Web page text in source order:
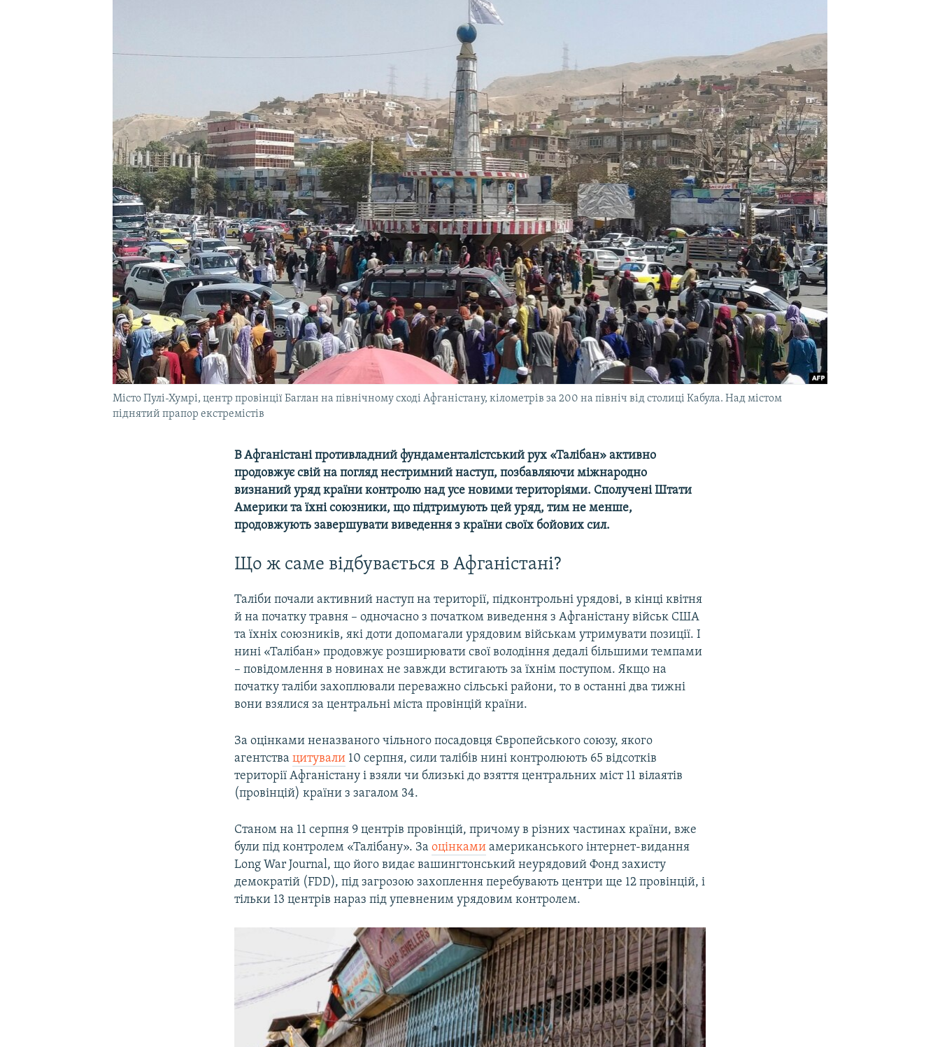
УКРАЇНСЬКА ПРОБЛЕМА КРИМУ
Місто Пулі-Хумрі, центр провінції Баглан на північному сході Афганістану, кілометрів за 200 на північ від столиці Кабула. Над містом
піднятий прапор екстремістів
В Афганістані противладний фундаменталістський рух «Талібан» активно
продовжує свій на погляд нестримний наступ, позбавляючи міжнародно
визнаний уряд країни контролю над усе новими територіями. Сполучені Штати
Америки та їхні союзники, що підтримують цей уряд, тим не менше,
продовжують завершувати виведення з країни своїх бойових сил.
Що ж саме відбувається в Афганістані?
Таліби почали активний наступ на території, підконтрольні урядові, в кінці квітня
й на початку травня – одночасно з початком виведення з Афганістану військ США
та їхніх союзників, які доти допомагали урядовим військам утримувати позиції. І
нині «Талібан» продовжує розширювати свої володіння дедалі більшими темпами
– повідомлення в новинах не завжди встигають за їхнім поступом. Якщо на
початку таліби захоплювали переважно сільські райони, то в останні два тижні
вони взялися за центральні міста провінцій країни.
За оцінками неназваного чільного посадовця Європейського союзу, якого
агентствацитували 10 серпня, сили талібів нині контролюють 65 відсотків
території Афганістану і взяли чи близькі до взяття центральних міст 11 вілаятів
(провінцій) країни з загалом 34.
Станом на 11 серпня 9 центрів провінцій, причому в різних частинах країни, вже
були під контролем «Талібану». Заоцінками американського інтернет-видання
Long War Journal, що його видає вашингтонський неурядовий Фонд захисту
демократій (FDD), під загрозою захоплення перебувають центри ще 12 провінцій, і
тільки 13 центрів нараз під упевненим урядовим контролем.